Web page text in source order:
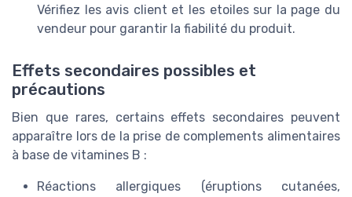
Vérifiez les avis client et les etoiles sur la page du
vendeur pour garantir la fiabilité du produit.
Effets secondaires possibles et
précautions
Bien que rares, certains effets secondaires peuvent
apparaître lors de la prise de complements alimentaires
à base de vitamines B :
Réactions allergiques (éruptions cutanées,